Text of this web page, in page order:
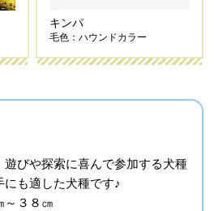
キンパ
毛色：ハウンドカラー
びや探索に喜んで参加する犬種
も適した犬種です♪
～３８㎝